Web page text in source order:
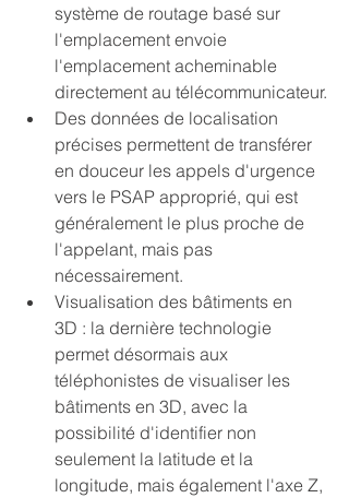
système de routage basé sur
l'emplacement envoie
l'emplacement acheminable
directement au télécommunicateur.
Des données de localisation
précises permettent de transférer
en douceur les appels d'urgence
vers le PSAP approprié, qui est
généralement le plus proche de
l'appelant, mais pas
nécessairement.
Visualisation des bâtiments en
3D : la dernière technologie
permet désormais aux
téléphonistes de visualiser les
bâtiments en 3D, avec la
possibilité d'identifier non
seulement la latitude et la
longitude, mais également l'axe Z,